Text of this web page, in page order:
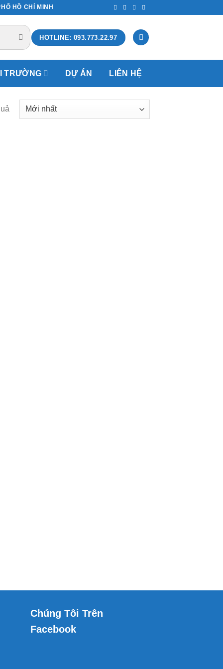
HỒ CHÍ MINH
HOTLINE: 093.773.22.97
TRƯỜNG DỰ ÁN LIÊN HỆ
Chúng Tôi Trên
Facebook